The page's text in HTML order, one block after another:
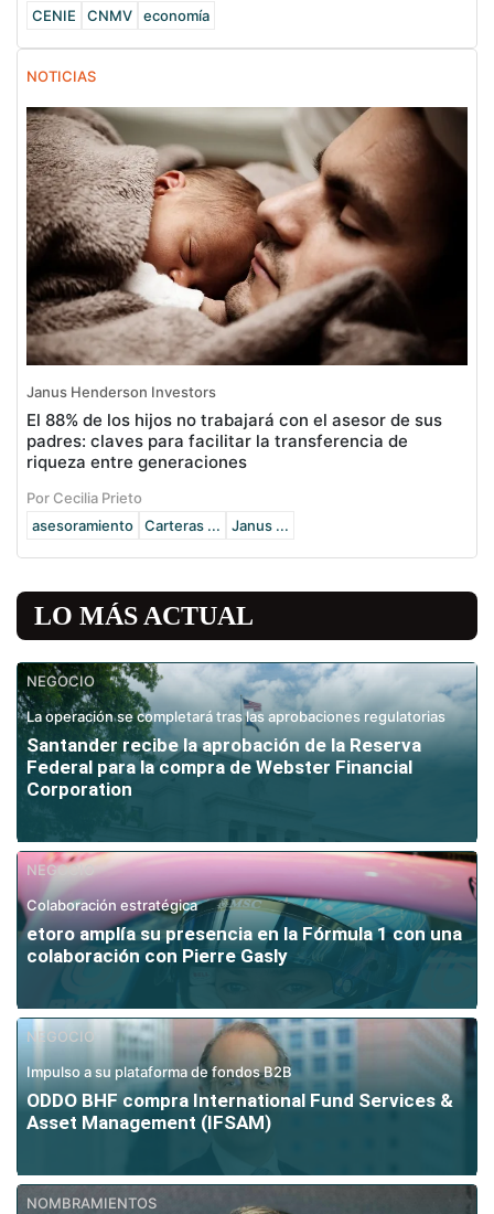
CENIE
CNMV economía
NOTICIAS
Janus Henderson Investors
El 88% de los hijos no trabajará con el asesor de sus
padres: claves para facilitar la transferencia de
riqueza entre generaciones
Por Cecilia Prieto
asesoramiento
Carteras ... Janus ...
LO MÁS ACTUAL
NEGOCIO
La operación se completará tras las aprobaciones regulatorias
Santander recibe la aprobación de la Reserva
Federal para la compra de Webster Financial
Corporation
NEGOCIO
Colaboración estratégica
etoro amplía su presencia en la Fórmula 1 con una
colaboración con Pierre Gasly
NEGOCIO
Impulso a su plataforma de fondos B2B
ODDO BHF compra International Fund Services &
Asset Management (IFSAM)
NOMBRAMIENTOS